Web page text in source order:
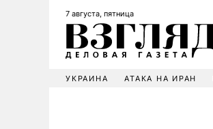
7 августа, пятница
УКРАИНА АТАКА НА ИРАН